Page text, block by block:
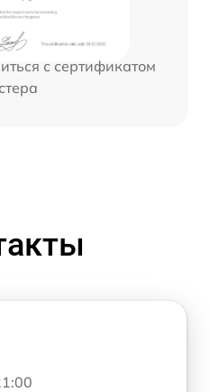
с сертификатом